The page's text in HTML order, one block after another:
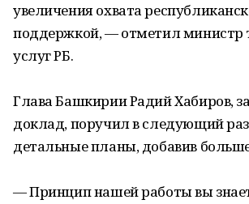
увеличения охвата
поддержкой, — отметил министр
услуг РБ.
Глава Башкирии Радий Хабиров,
доклад, поручил в следующий раз
детальные планы, добавив
— Принцип нашей работы вы